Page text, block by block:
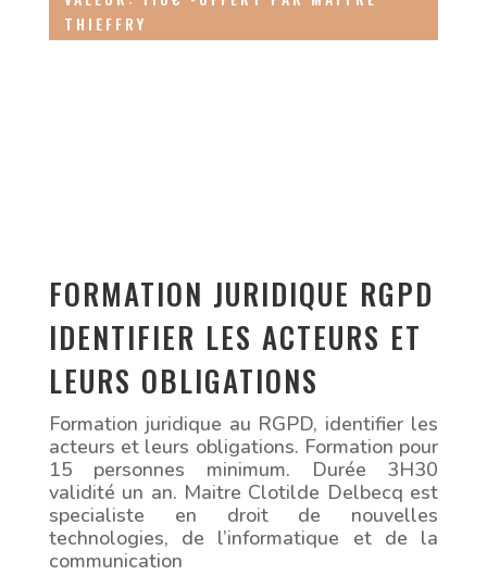
THIEFFRY
FORMATION JURIDIQUE RGPD
IDENTIFIER LES ACTEURS ET
LEURS OBLIGATIONS
Formation juridique au RGPD, identifier les
acteurs et leurs obligations. Formation pour
15 personnes minimum. Durée 3H30
validité un an. Maitre Clotilde Delbecq est
specialiste en droit de nouvelles
technologies, de l’informatique et de la
communication